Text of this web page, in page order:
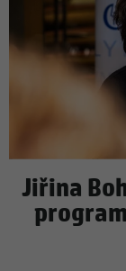
Jiřina